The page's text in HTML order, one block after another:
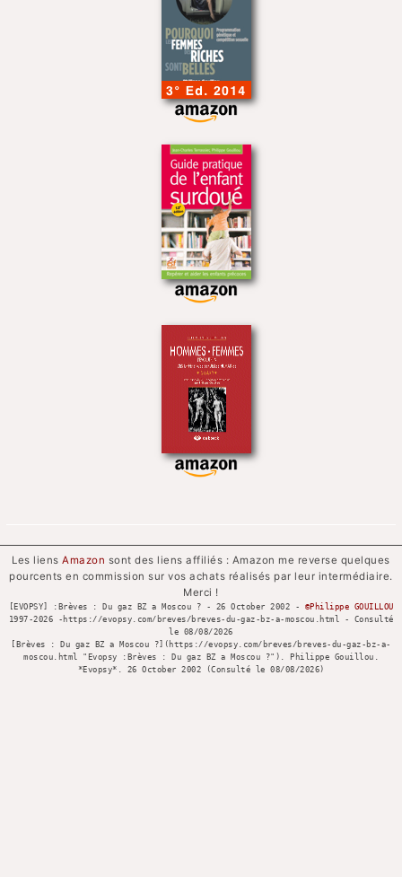
Les liensAmazon sont des liens affiliés : Amazon me reverse quelques
pourcents en commission sur vos achats réalisés par leur intermédiaire.
Merci !
[EVOPSY] :Brèves : Du gaz BZ a Moscou ? - 26 October 2002 - ©Philippe GOUILLOU
1997-2026 -https://evopsy.com/breves/breves-du-gaz-bz-a-moscou.html - Consulté
le 08/08/2026
[Brèves : Du gaz BZ a Moscou ?](https://evopsy.com/breves/breves-du-gaz-bz-a-
moscou.html "Evopsy :Brèves : Du gaz BZ a Moscou ?"). Philippe Gouillou.
*Evopsy*. 26 October 2002 (Consulté le 08/08/2026)